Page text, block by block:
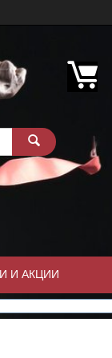
И АКЦИИ